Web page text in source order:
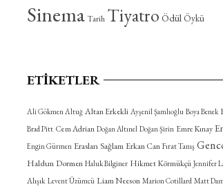
Sinema Tarih Tiyatro Ödül Öykü
ETIKETLER
Ali Gökmen Altuğ Altan Erkekli Ayşenil Şamlıoğlu Boya Benek
Brad Pitt Cem Adrian Doğan Altınel Doğan Şirin Emre Kınay
Engin Gürmen Eraslan Sağlam Erkan Can Fırat Tanış
Haldun Dormen Haluk Bilginer Hikmet Körmükçü Jennifer
Alışık Levent Üzümcü Liam Neeson Marion Cotillard Matt